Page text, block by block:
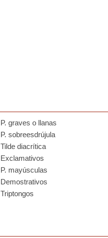
P. graves o llanas
P. sobreesdrújula
Tilde diacrítica
Exclamativos
P. mayúsculas
Demostrativos
Triptongos